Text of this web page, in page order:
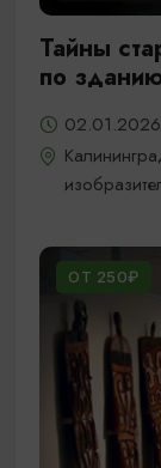
Тайны
по
ОТ 250₽